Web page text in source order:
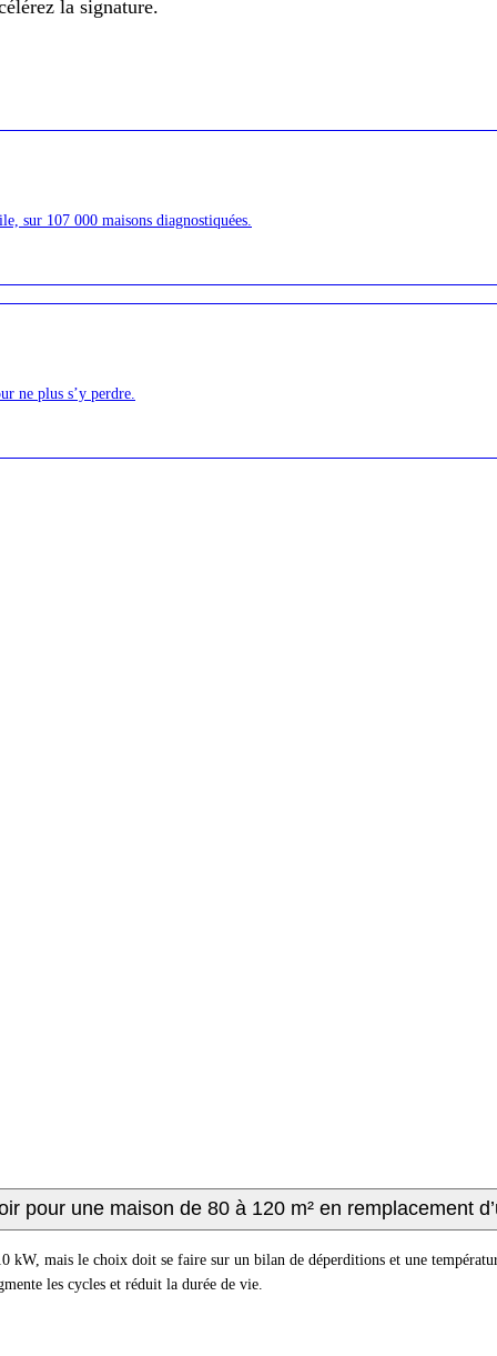
la signature.
sur 107 000 maisons diagnostiquées.
ne plus s’y perdre.
pour une maison de 80 à 120 m² en remplacement
kW, mais le choix doit se faire sur un bilan de déperditions et une
les cycles et réduit la durée de vie.